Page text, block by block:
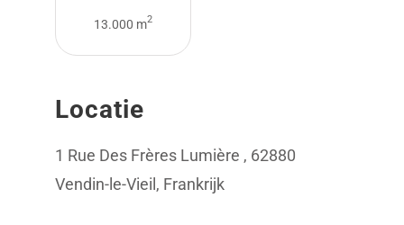
13.000 m2
Locatie
1 Rue Des Frères Lumière , 62880
Vendin-le-Vieil, Frankrijk